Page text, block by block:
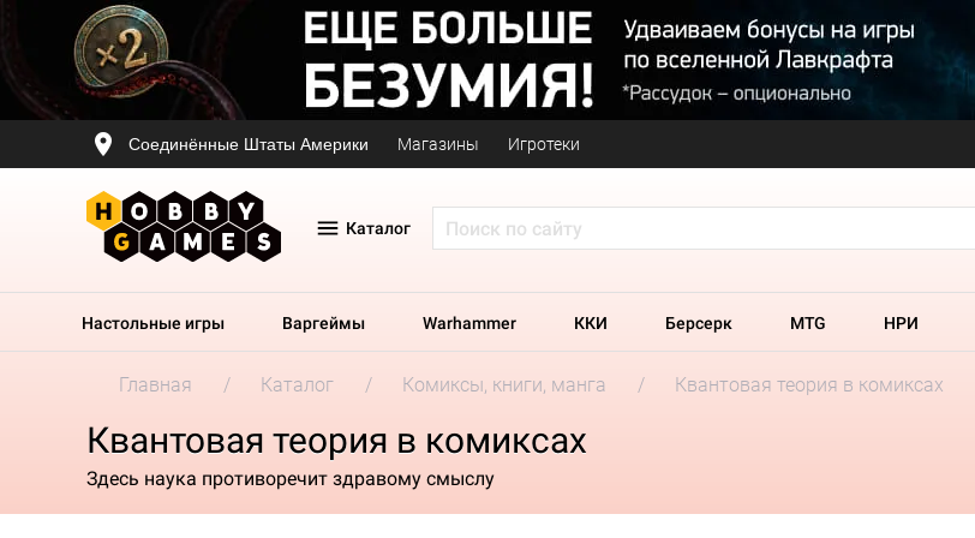
Соединённые Штаты Америки Магазины Игротеки
Каталог
Настольные игры Варгеймы Warhammer ККИ Берсерк MTG НРИ
Главная Каталог Комиксы, книги, манга Квантовая теория в комиксах
Квантовая теория в комиксах
Здесь наука противоречит здравому смыслу